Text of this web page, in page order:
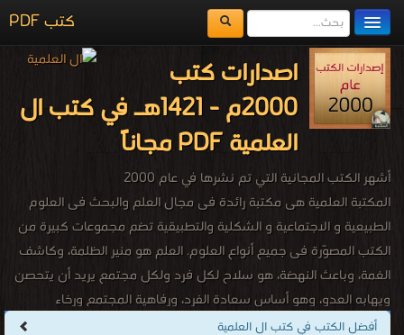
كتب PDF
مكتبة الكتب
المكتبات
يُقرأ حالياً
اضف كتاب
اصدارات كتب
2000م - 1421هـ في كتب ال
العلمية PDF مجاناً
أشهر الكتب المجانية التي تم نشرها في عام 2000
المكتبة العلمية هى مكتبة رائدة فى مجال العلم والبحث فى العلوم
الطبيعية و الاجتماعية و الشكلية والتطبيقية تضم مجموعات كبيرة من
الكتب المصوّرة فى جميع أنواع العلوم. العلم هو منير الظلمة، وكاشف
الغمة، وباعث النهضة، هو سلاح لكل فرد ولكل مجتمع يريد أن يتحصن
ويهابه العدو، وهو أساس سعادة الفرد، ورفاهية المجتمع ورخاء
الشعوب، والبشر جميعا. وقد حث الله سبحانه وتعالى على طلب العلم
أفضل الكتب في كتب ال العلمية